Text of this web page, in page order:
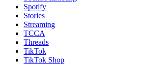
Spotify
Stories
Streaming
TCCA
Threads
TikTok
TikTok Shop